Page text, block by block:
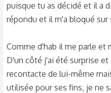
puisque tu as décidé et il a
répondu et il m'a bloqué sur
Comme d'hab il me parle et
D'un côté j'ai été surprise
recontacte de lui-même
utilisée pour ses fins, je ne